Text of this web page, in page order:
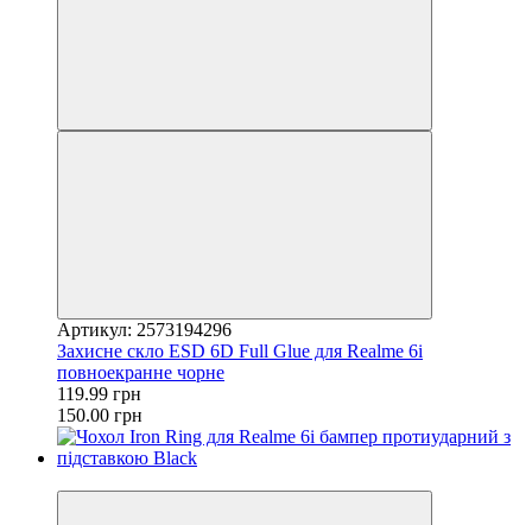
Артикул: 2573194296
Захисне скло ESD 6D Full Glue для Realme 6i
повноекранне чорне
119.99 грн
150.00 грн